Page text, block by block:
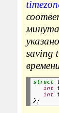
saving
struct
int
int